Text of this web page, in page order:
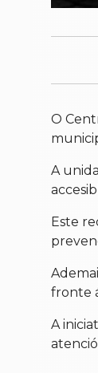
O
A
Este
fronte
A